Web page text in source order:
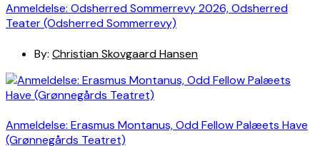
Anmeldelse: Odsherred Sommerrevy 2026, Odsherred
Teater (Odsherred Sommerrevy)
By: Christian Skovgaard Hansen
Anmeldelse: Erasmus Montanus, Odd Fellow Palæets Have
(Grønnegårds Teatret)